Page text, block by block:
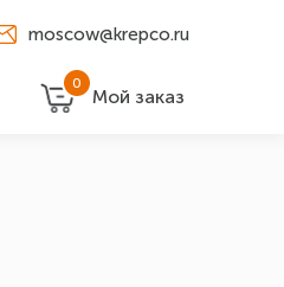
moscow@krepco.ru
0
Мой заказ